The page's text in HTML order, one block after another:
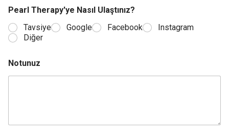
Pearl Therapy'ye Nasıl Ulaştınız?
Tavsiye
Google Facebook
Instagram
Diğer
Notunuz